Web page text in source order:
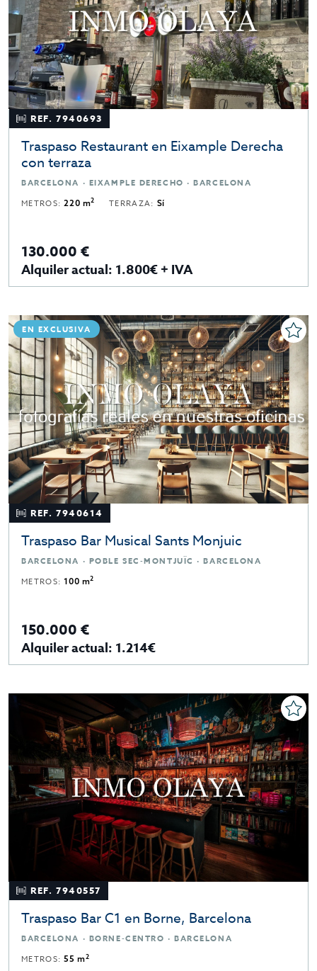
REF. 7940693
Traspaso Restaurant en Eixample Derecha
con terraza
BARCELONA · EIXAMPLE DERECHO · BARCELONA
METROS:220 m2 TERRAZA: Sí
130.000 €
Alquiler actual: 1.800€ + IVA
EN EXCLUSIVA
REF. 7940614
Traspaso Bar Musical Sants Monjuic
BARCELONA · POBLE SEC-MONTJUÏC · BARCELONA
METROS:100 m2
150.000 €
Alquiler actual: 1.214€
REF. 7940557
Traspaso Bar C1 en Borne, Barcelona
BARCELONA · BORNE-CENTRO · BARCELONA
METROS:55 m2